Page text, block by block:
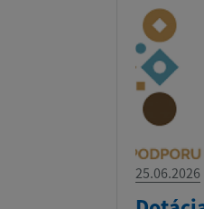
25.06.2026